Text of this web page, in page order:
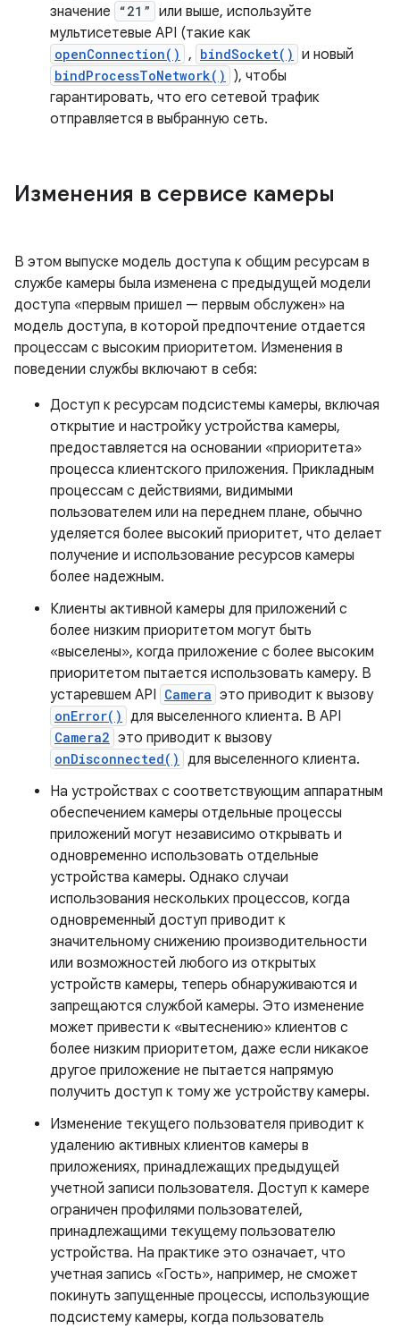
значение
“21” или выше, используйте
мультисетевые API (такие как
openConnection() , bindSocket() и новый
bindProcessToNetwork()
), чтобы
гарантировать, что его сетевой трафик
отправляется в выбранную сеть.
Изменения в сервисе камеры
В этом выпуске модель доступа к общим ресурсам в
службе камеры была изменена с предыдущей модели
доступа «первым пришел — первым обслужен» на
модель доступа, в которой предпочтение отдается
процессам с высоким приоритетом. Изменения в
поведении службы включают в себя:
Доступ к ресурсам подсистемы камеры, включая
открытие и настройку устройства камеры,
предоставляется на основании «приоритета»
процесса клиентского приложения. Прикладным
процессам с действиями, видимыми
пользователем или на переднем плане, обычно
уделяется более высокий приоритет, что делает
получение и использование ресурсов камеры
более надежным.
Клиенты активной камеры для приложений с
более низким приоритетом могут быть
«выселены», когда приложение с более высоким
приоритетом пытается использовать камеру. В
устаревшем API Camera это приводит к вызову
onError() для выселенного клиента. В API
Camera2 это приводит к вызову
onDisconnected() для выселенного клиента.
На устройствах с соответствующим аппаратным
обеспечением камеры отдельные процессы
приложений могут независимо открывать и
одновременно использовать отдельные
устройства камеры. Однако случаи
использования нескольких процессов, когда
одновременный доступ приводит к
значительному снижению производительности
или возможностей любого из открытых
устройств камеры, теперь обнаруживаются и
запрещаются службой камеры. Это изменение
может привести к «вытеснению» клиентов с
более низким приоритетом, даже если никакое
другое приложение не пытается напрямую
получить доступ к тому же устройству камеры.
Изменение текущего пользователя приводит к
удалению активных клиентов камеры в
приложениях, принадлежащих предыдущей
учетной записи пользователя. Доступ к камере
ограничен профилями пользователей,
принадлежащими текущему пользователю
устройства. На практике это означает, что
учетная запись «Гость», например, не сможет
покинуть запущенные процессы, использующие
подсистему камеры, когда пользователь